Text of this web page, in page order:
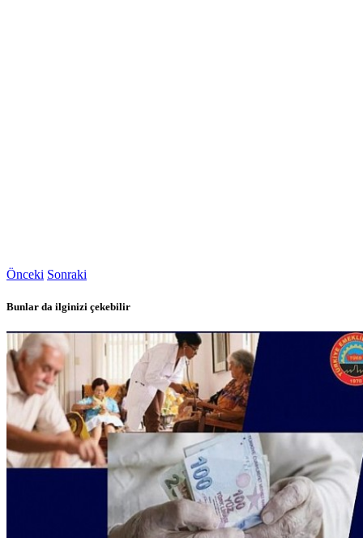
Önceki Sonraki
Bunlar da ilginizi çekebilir